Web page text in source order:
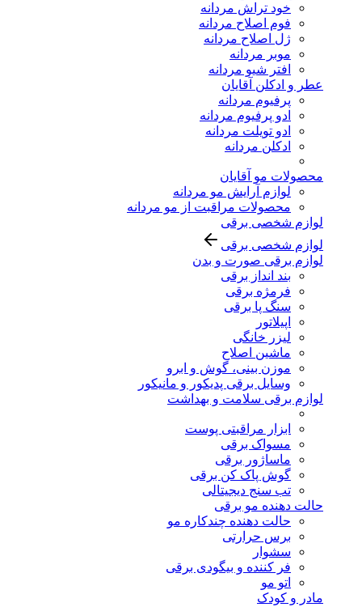
خود تراش مردانه
فوم اصلاح مردانه
ژل اصلاح مردانه
موبر مردانه
افتر شیو مردانه
عطر و ادکلن آقایان
پرفیوم مردانه
ادو پرفیوم مردانه
ادو تویلت مردانه
ادکلن مردانه
محصولات مو آقایان
لوازم آرایش مو مردانه
محصولات مراقبت از مو مردانه
لوازم شخصی برقی
لوازم شخصی برقی
لوازم برقی صورت و بدن
بند انداز برقی
فرمژه برقی
سنگ پا برقی
اپیلاتور
لیزر خانگی
ماشین اصلاح
موزن بینی، گوش و ابرو
وسایل برقی پدیکور و مانیکور
لوازم برقی سلامت و بهداشت
ابزار مراقبتی پوست
مسواک برقی
ماساژور برقی
گوش پاک کن برقی
تب سنج دیجیتالی
حالت دهنده مو برقی
حالت دهنده چندکاره مو
برس حرارتی
سشوار
فر کننده و بیگودی برقی
اتو مو
مادر و کودک